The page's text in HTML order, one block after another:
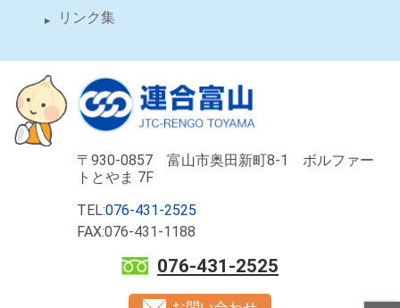
リンク集
〒930-0857 富山市奥田新町8-1 ボルファー
トとやま 7F
TEL:076-431-2525
FAX:076-431-1188
076-431-2525